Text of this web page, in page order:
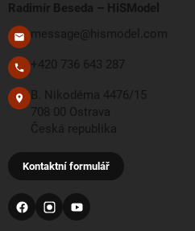
Radimír Beseda – HiSModel
message@hismodel.com
+420 736 643 287
B. Nikodéma 4476/15
708 00 Ostrava
Česká republika
Kontaktní formulář